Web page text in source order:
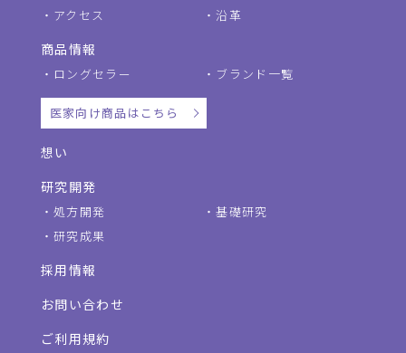
アクセス
沿革
商品情報
ロングセラー ブランド一覧
医家向け商品はこちら
想い
研究開発
処方開発
基礎研究
研究成果
採用情報
お問い合わせ
ご利用規約